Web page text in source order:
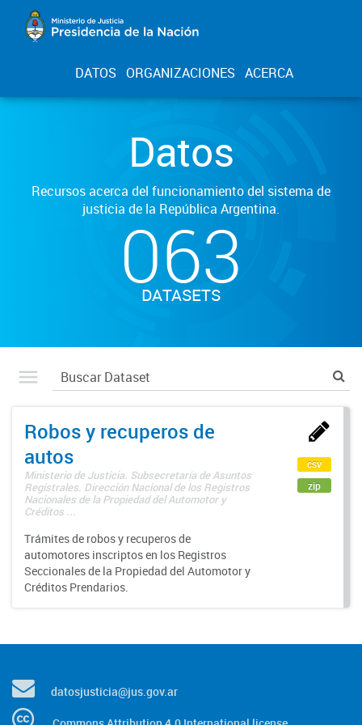
DATOS ORGANIZACIONES ACERCA
Datos
Recursos acerca del funcionamiento del sistema de
justicia de la República Argentina.
063
DATASETS
Robos y recuperos de
autos
Ministerio de Justicia. Subsecretaría de Asuntos
Registrales. Dirección Nacional de los Registros
Nacionales de la Propiedad del Automotor y
Créditos ...
Trámites de robos y recuperos de
automotores inscriptos en los Registros
Seccionales de la Propiedad del Automotor y
Créditos Prendarios.
csv
zip
datosjusticia@jus.gov.ar